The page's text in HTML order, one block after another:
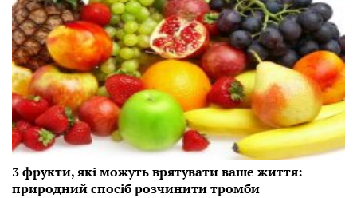
3 фрукти, які можуть врятувати ваше життя:
природний спосіб розчинити тромби